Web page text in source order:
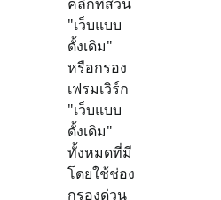
"เว็บแบบ
ดั้งเดิม"
หรือกรอง
เฟรมเวิร์ก
"เว็บแบบ
ดั้งเดิม"
ทั้งหมดที่มี
โดยใช้ช่อง
กรองด่วน